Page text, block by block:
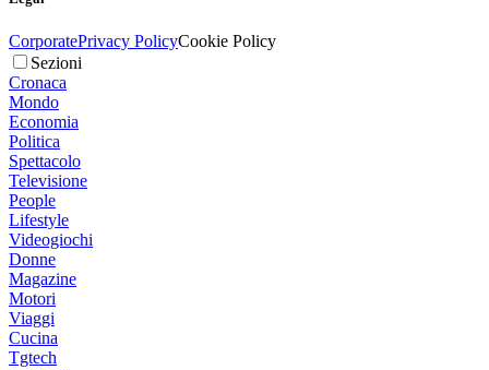
CorporatePrivacy PolicyCookie Policy
Sezioni
Cronaca
Mondo
Economia
Politica
Spettacolo
Televisione
People
Lifestyle
Videogiochi
Donne
Magazine
Motori
Viaggi
Cucina
Tgtech